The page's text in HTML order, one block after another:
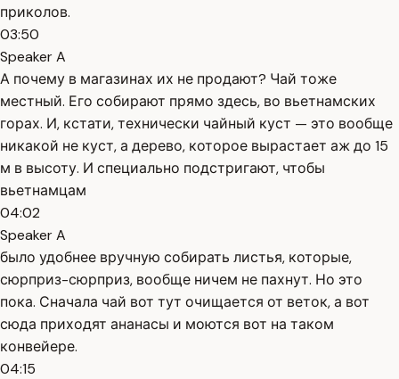
приколов.
03:50
Speaker A
А почему в магазинах их не продают? Чай тоже
местный. Его собирают прямо здесь, во вьетнамских
горах. И, кстати, технически чайный куст — это вообще
никакой не куст, а дерево, которое вырастает аж до 15
м в высоту. И специально подстригают, чтобы
вьетнамцам
04:02
Speaker A
было удобнее вручную собирать листья, которые,
сюрприз-сюрприз, вообще ничем не пахнут. Но это
пока. Сначала чай вот тут очищается от веток, а вот
сюда приходят ананасы и моются вот на таком
конвейере.
04:15